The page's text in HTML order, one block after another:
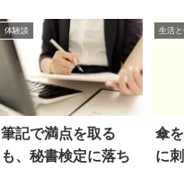
体験談
筆記で満点を取る
も、秘書検定に落ち
生活
傘
に